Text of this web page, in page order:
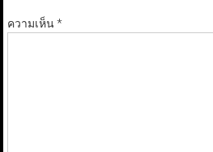
ความเห็น*